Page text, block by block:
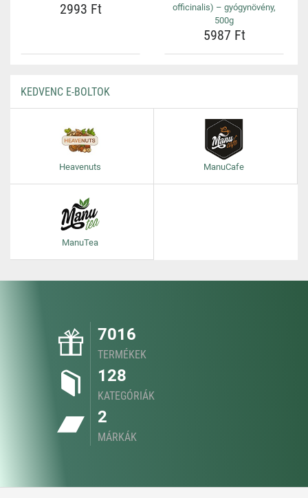
2993 Ft
officinalis) – gyógynövény,
500g
5987 Ft
KEDVENC E-BOLTOK
Heavenuts ManuCafe
ManuTea
7016
TERMÉKEK
128
KATEGÓRIÁK
2
MÁRKÁK